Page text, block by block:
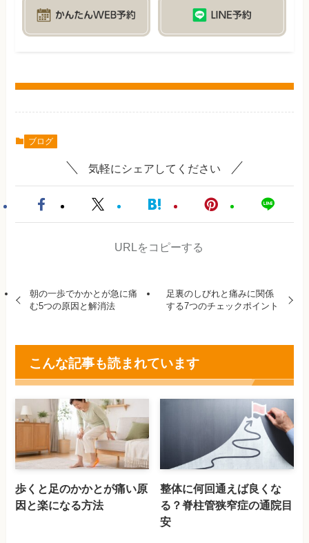
ブログ
気軽にシェアしてください
URLをコピーする
朝の一歩でかかとが急に痛
む5つの原因と解消法
足裏のしびれと痛みに関係
する7つのチェックポイント
こんな記事も読まれています
歩くと足のかかとが痛い原
因と楽になる方法
整体に何回通えば良くな
る？脊柱管狭窄症の通院目
安